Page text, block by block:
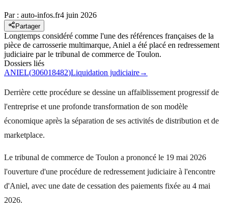
Par : auto-infos.fr4 juin 2026
Partager
Longtemps considéré comme l'une des références françaises de la
pièce de carrosserie multimarque, Aniel a été placé en redressement
judiciaire par le tribunal de commerce de Toulon.
Dossiers liés
ANIEL(306018482)Liquidation judiciaire→
Derrière cette procédure se dessine un affaiblissement progressif de
l'entreprise et une profonde transformation de son modèle
économique après la séparation de ses activités de distribution et de
marketplace.
Le tribunal de commerce de Toulon a prononcé le 19 mai 2026
l'ouverture d'une procédure de redressement judiciaire à l'encontre
d'Aniel, avec une date de cessation des paiements fixée au 4 mai
2026.